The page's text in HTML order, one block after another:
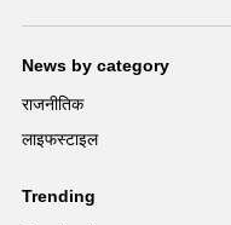
News by category
राजनीतिक
लाइफस्टाइल
Trending